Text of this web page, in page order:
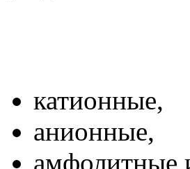
катионные,
анионные,
амфолитные